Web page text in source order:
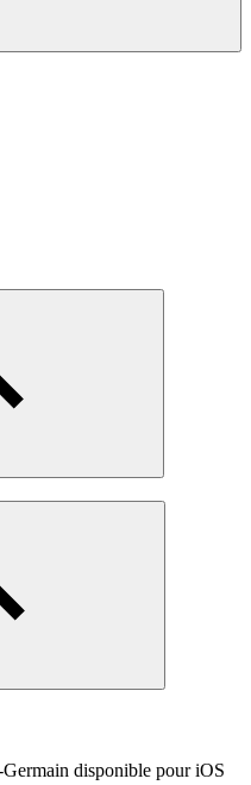
disponible pour iOS